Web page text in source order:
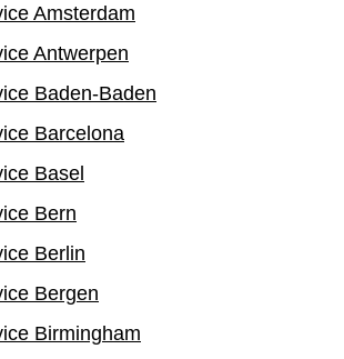
Amsterdam
Antwerpen
Baden-Baden
Barcelona
Basel
Bern
Berlin
Bergen
Birmingham